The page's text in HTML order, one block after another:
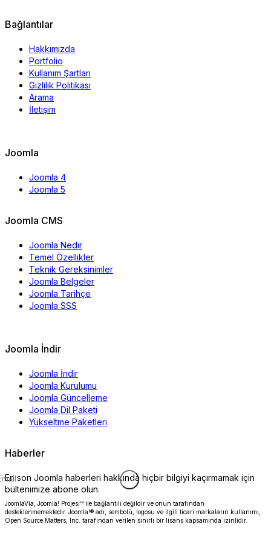
Bağlantılar
Hakkımızda
Portfolio
Kullanım Şartları
Gizlilik Politikası
Arama
İletişim
Joomla
Joomla 4
Joomla 5
Joomla CMS
Joomla Nedir
Temel Özellikler
Teknik Gereksinimler
Joomla Belgeler
Joomla Tarihçe
Joomla SSS
Joomla İndir
Joomla İndir
Joomla Kurulumu
Joomla Güncelleme
Joomla Dil Paketi
Yükseltme Paketleri
Haberler
En son Joomla haberleri hakkında hiçbir bilgiyi kaçırmamak için
bültenimize abone olun.
JoomlaVia, Joomla! Projesi™ ile bağlantılı değildir ve onun tarafından
desteklenmemektedir. Joomla!® adı, sembolü, logosu ve ilgili ticari markaların kullanımı,
Open Source Matters, Inc. tarafından verilen sınırlı bir lisans kapsamında izinlidir.